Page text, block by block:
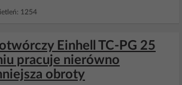
1254
Einhell TC-PG 25
pracuje nierówno
obroty